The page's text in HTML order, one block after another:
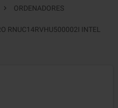

ORDENADORES
RNUC14RVHU500002I INTEL